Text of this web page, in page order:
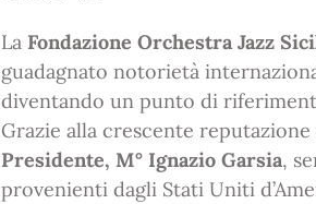
La Fondazione Orchestra Jazz
guadagnato notorietà
diventando un punto di
Grazie alla crescente reputazione
Presidente, M° Ignazio Garsia,
provenienti dagli Stati Uniti